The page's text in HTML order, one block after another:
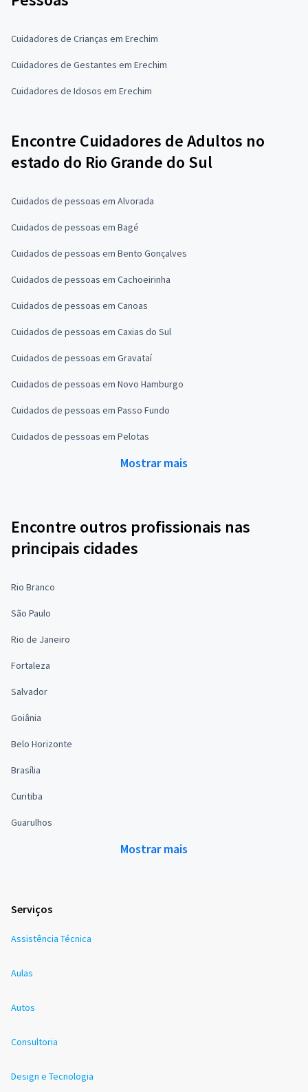
Cuidadores de Crianças em Erechim
Cuidadores de Gestantes em Erechim
Cuidadores de Idosos em Erechim
Encontre Cuidadores de Adultos no
estado do Rio Grande do Sul
Cuidados de pessoas em Alvorada
Cuidados de pessoas em Bagé
Cuidados de pessoas em Bento Gonçalves
Cuidados de pessoas em Cachoeirinha
Cuidados de pessoas em Canoas
Cuidados de pessoas em Caxias do Sul
Cuidados de pessoas em Gravataí
Cuidados de pessoas em Novo Hamburgo
Cuidados de pessoas em Passo Fundo
Cuidados de pessoas em Pelotas
Mostrar mais
Encontre outros profissionais nas
principais cidades
Rio Branco
São Paulo
Rio de Janeiro
Fortaleza
Salvador
Goiânia
Belo Horizonte
Brasília
Curitiba
Guarulhos
Mostrar mais
Serviços
Assistência Técnica
Aulas
Autos
Consultoria
Design e Tecnologia